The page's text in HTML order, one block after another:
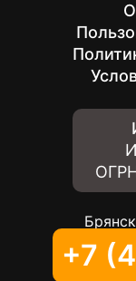
+7